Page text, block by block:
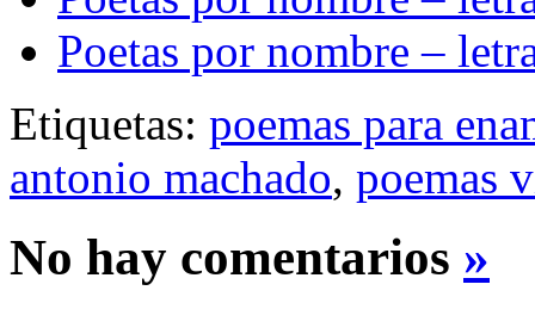
Poetas por nombre –
Etiquetas: poemas para
antonio machado, poemas
No hay comentarios »